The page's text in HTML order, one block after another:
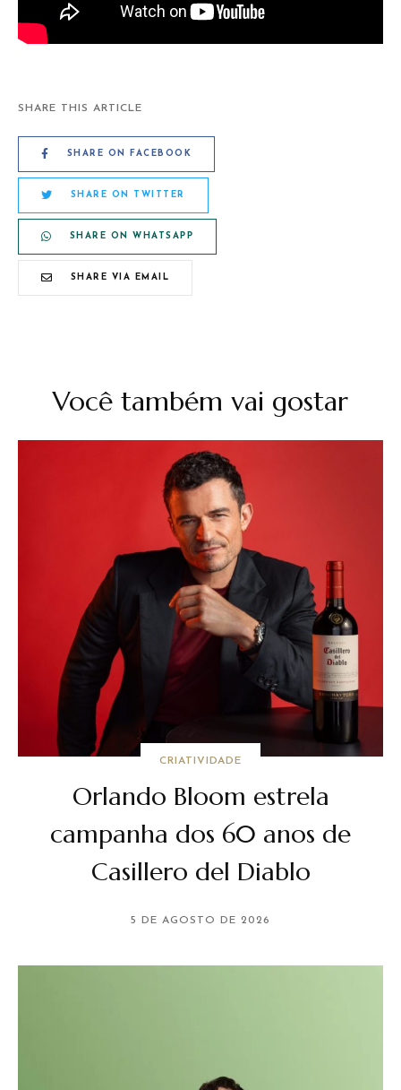
SHARE THIS ARTICLE
SHARE ON FACEBOOK
SHARE ON TWITTER
SHARE ON WHATSAPP
SHARE VIA EMAIL
Você também vai gostar
CRIATIVIDADE
Orlando Bloom estrela
campanha dos 60 anos de
Casillero del Diablo
5 DE AGOSTO DE 2026